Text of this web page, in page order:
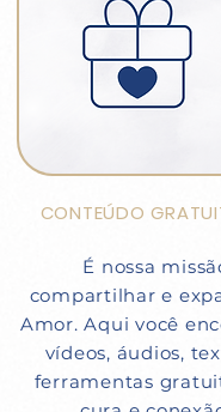
CONTEÚDO
É nossa
compartilhar e
Amor. Aqui você
vídeos, áudios,
ferramentas